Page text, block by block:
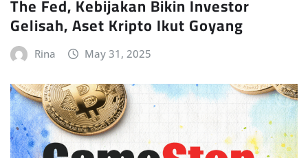
The Fed, Kebijakan Bikin Investor
Gelisah, Aset Kripto Ikut Goyang
Rina May 31, 2025